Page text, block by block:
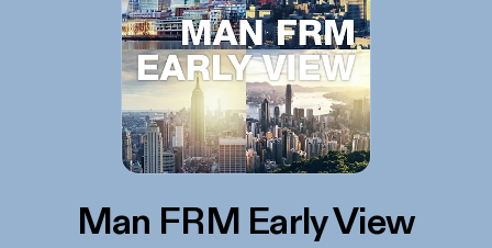
Man FRM Early View